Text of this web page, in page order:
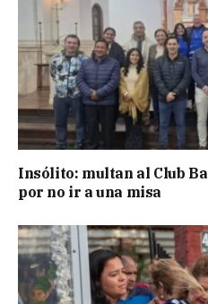
Insólito: multan al Club
por no ir a una misa